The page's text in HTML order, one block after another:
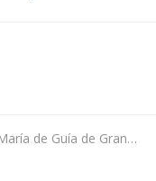
de Guía de Gran